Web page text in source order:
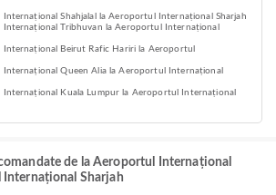
Shahjalal la Aeroportul Internațional Sharjah
Tribhuvan la Aeroportul Internațional
Beirut Rafic Hariri la Aeroportul
Queen Alia la Aeroportul Internațional
Kuala Lumpur la Aeroportul Internațional
de la Aeroportul Internațional
Internațional Sharjah